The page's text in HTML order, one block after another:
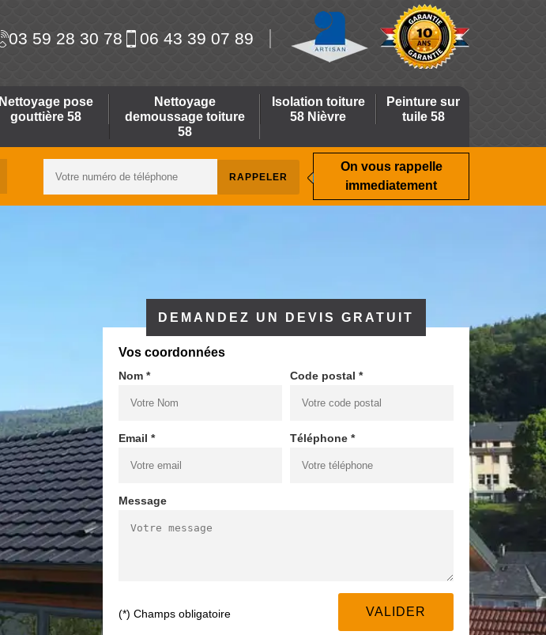
03 59 28 30 78 06 43 39 07 89
Nettoyage pose
gouttière 58
Nettoyage
demoussage toiture
58
Isolation toiture
58 Nièvre
Peinture sur
tuile 58
On vous rappelle
immediatement
DEMANDEZ UN DEVIS GRATUIT
Vos coordonnées
Nom * Code postal *
Email * Téléphone *
Message
(*) Champs obligatoire